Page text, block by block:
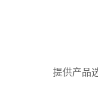
提供产品